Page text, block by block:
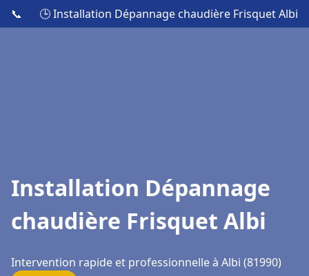
📞 🕒 Installation Dépannage chaudière Frisquet Albi
Installation Dépannage
chaudière Frisquet Albi
Intervention rapide et professionnelle à Albi (81990)